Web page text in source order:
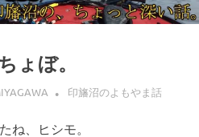
ょぼ。
印旛沼のよもやま話
ね、ヒシモ。